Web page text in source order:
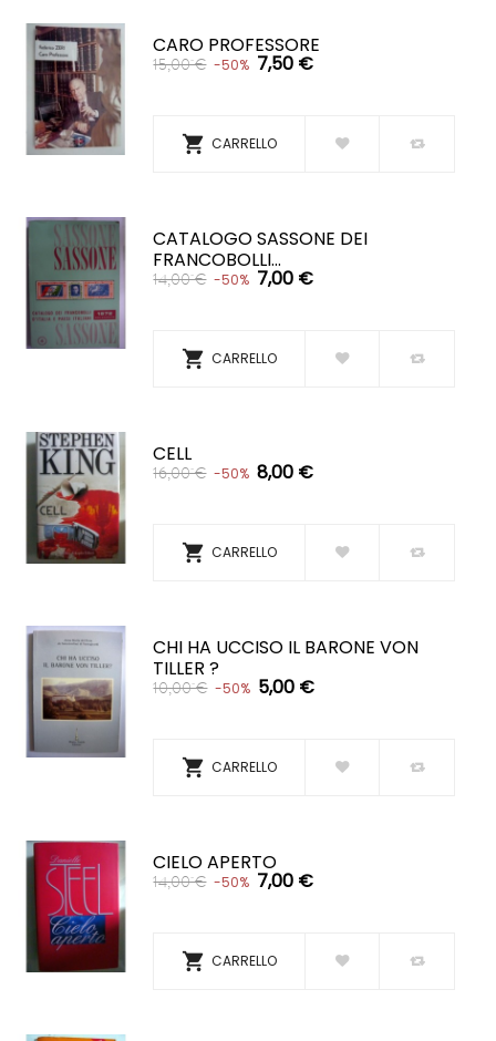
CARO PROFESSORE
15,00 € -50% 7,50 €
 CARRELLO
CATALOGO SASSONE DEI
FRANCOBOLLI...
14,00 € -50% 7,00 €
 CARRELLO
CELL
16,00 € -50% 8,00 €
 CARRELLO
CHI HA UCCISO IL BARONE VON
TILLER ?
10,00 € -50% 5,00 €
 CARRELLO
CIELO APERTO
14,00 € -50% 7,00 €
 CARRELLO